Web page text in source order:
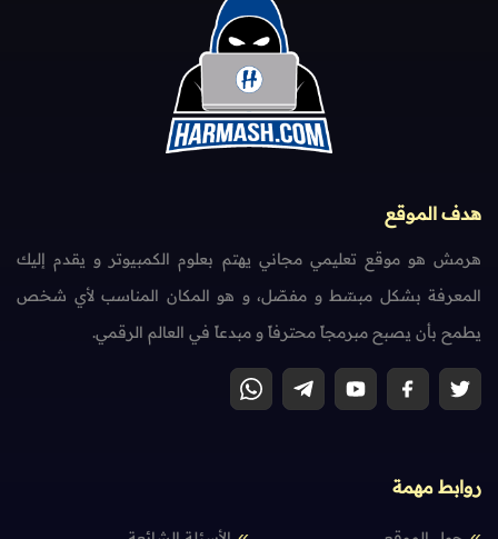
هدف الموقع
هرمش هو موقع تعليمي مجاني يهتم بعلوم الكمبيوتر و يقدم إليك
المعرفة بشكل مبسّط و مفصّل، و هو المكان المناسب لأي شخص
يطمح بأن يصبح مبرمجاً محترفاً و مبدعاً في العالم الرقمي.
روابط مهمة